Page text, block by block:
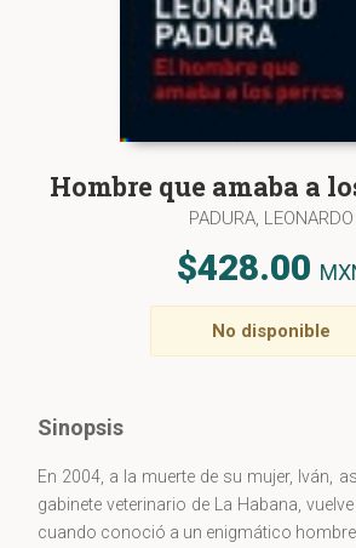
Hombre que amaba a
PADURA, LEONARDO
$428.00
No disponible
Sinopsis
En 2004, a la muerte de su mujer, Iván,
gabinete veterinario de La Habana,
cuando conoció a un enigmático